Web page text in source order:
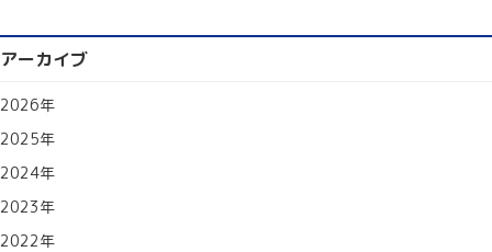
アーカイブ
2026年
2025年
2024年
2023年
2022年